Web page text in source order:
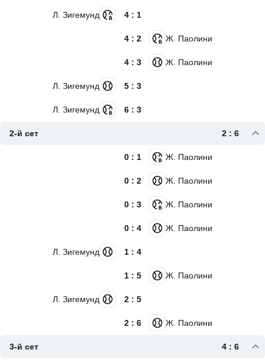
Л. Зигемунд 4 : 1
Ж. Паолини
4 : 2
Ж. Паолини
4 : 3
Л. Зигемунд 5 : 3
Л. Зигемунд 6 : 3
2-й сет 2 : 6
Ж. Паолини
0 : 1
Ж. Паолини
0 : 2
Ж. Паолини
0 : 3
Ж. Паолини
0 : 4
Л. Зигемунд 1 : 4
Ж. Паолини
1 : 5
Л. Зигемунд 2 : 5
Ж. Паолини
2 : 6
3-й сет 4 : 6